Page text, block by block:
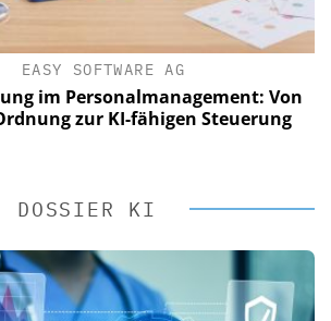
EASY SOFTWARE AG
im Personalmanagement: Von
zur KI-fähigen Steuerung
DOSSIER KI